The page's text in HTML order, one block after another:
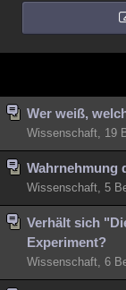
Wer weiß,
Wissenschaft, 19
Wahrnehmung
Wissenschaft, 5
Verhält sich
Experiment?
Wissenschaft, 6